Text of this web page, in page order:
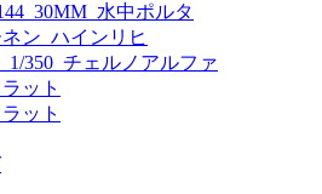
水中ポルタ
ン_ハインリヒ
350_チェルノアルファ
ット
ット